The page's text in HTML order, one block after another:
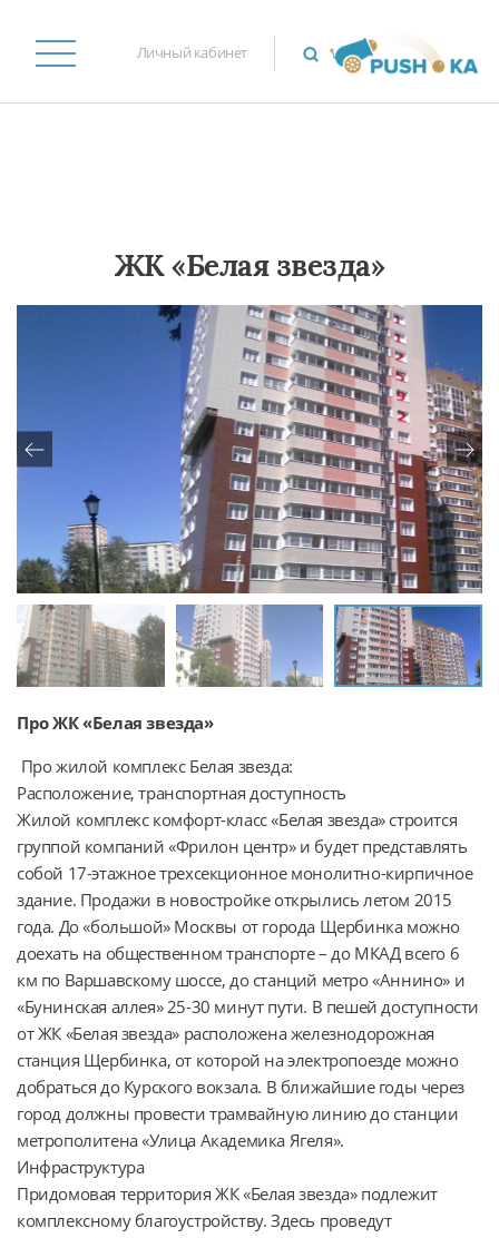
Личный кабинет
Про ЖК «Белая звезда»
Расположение, транспортная доступность
Жилой комплекс комфорт-класс «Белая звезда» строится
группой компаний «Фрилон центр» и будет представлять
собой 17-этажное трехсекционное монолитно-кирпичное
здание. Продажи в новостройке открылись летом 2015
года. До «большой» Москвы от города Щербинка можно
доехать на общественном транспорте – до МКАД всего 6
км по Варшавскому шоссе, до станций метро «Аннино» и
«Бунинская аллея» 25-30 минут пути. В пешей доступности
от ЖК «Белая звезда» расположена железнодорожная
станция Щербинка, от которой на электропоезде можно
добраться до Курского вокзала. В ближайшие годы через
город должны провести трамвайную линию до станции
метрополитена «Улица Академика Ягеля».
Инфраструктура
Придомовая территория ЖК «Белая звезда» подлежит
комплексному благоустройству. Здесь проведут
ЖК «Белая звезда»